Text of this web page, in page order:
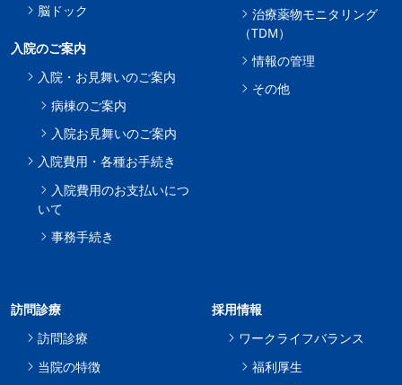
脳ドック
入院のご案内
入院・お見舞いのご案内
病棟のご案内
入院お見舞いのご案内
入院費用・各種お手続き
入院費用のお支払いにつ
いて
事務手続き
治療薬物モニタリング
（TDM）
情報の管理
その他
訪問診療
訪問診療
当院の特徴
採用情報
ワークライフバランス
福利厚生